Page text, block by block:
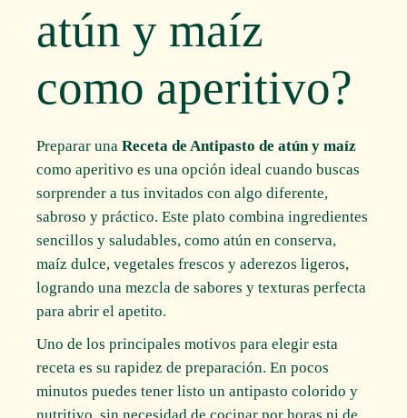
atún y maíz
como aperitivo?
Preparar unaReceta de Antipasto de atún y maíz
como aperitivo es una opción ideal cuando buscas
sorprender a tus invitados con algo diferente,
sabroso y práctico. Este plato combina ingredientes
sencillos y saludables, como atún en conserva,
maíz dulce, vegetales frescos y aderezos ligeros,
logrando una mezcla de sabores y texturas perfecta
para abrir el apetito.
Uno de los principales motivos para elegir esta
receta es su rapidez de preparación. En pocos
minutos puedes tener listo un antipasto colorido y
nutritivo, sin necesidad de cocinar por horas ni de